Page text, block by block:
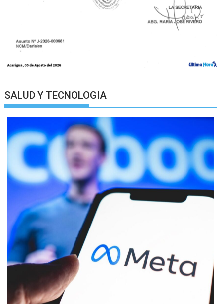
SALUD Y TECNOLOGIA